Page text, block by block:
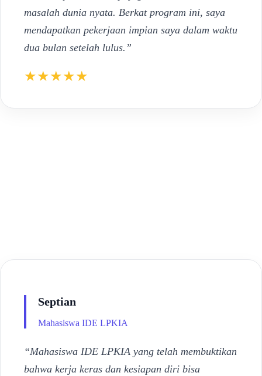
masalah dunia nyata. Berkat program ini, saya
mendapatkan pekerjaan impian saya dalam waktu
dua bulan setelah lulus.”
★★★★★
Septian
Mahasiswa IDE LPKIA
“Mahasiswa IDE LPKIA yang telah membuktikan
bahwa kerja keras dan kesiapan diri bisa